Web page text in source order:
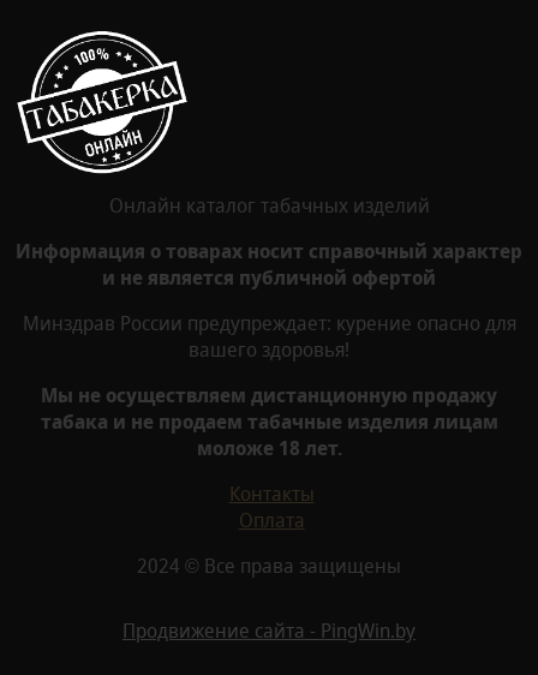
Онлайн каталог табачных изделий
Информация о товарах носит справочный характер
и не является публичной офертой
Минздрав России предупреждает: курение опасно для
вашего здоровья!
Мы не осуществляем дистанционную продажу
табака и не продаем табачные изделия лицам
моложе 18 лет.
Контакты
Оплата
2024 © Все права защищены
Продвижение сайта - PingWin.by